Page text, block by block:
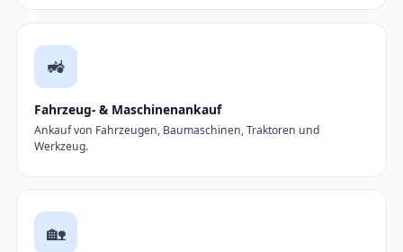
🚜
Fahrzeug- & Maschinenankauf
Ankauf von Fahrzeugen, Baumaschinen, Traktoren und
Werkzeug.
🏡